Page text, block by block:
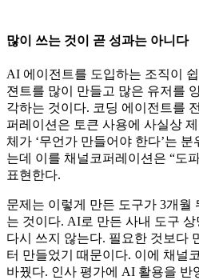
많이 쓰는 것이 곧 성과는 아니다
AI 에이전트를 도입하는 조직이
젼트를 많이 만들고 많은 유저를
각하는 것이다. 코딩 에이전트를
퍼레이션은 토큰 사용에 사실상
체가 ‘무언가 만들어야 한다’는
는데 이를 채널코퍼레이션은 “도
표현한다.
문제는 이렇게 만든 도구가 3개월
는 것이다. AI로 만든 사내 도구
다시 쓰지 않는다. 필요한 것보다
터 만들었기 때문이다. 이에 채널
바꿨다. 인사 평가에 AI 활용을 반